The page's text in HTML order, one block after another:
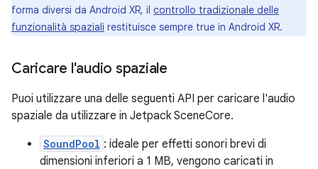
forma diversi da Android XR, il controllo tradizionale delle
funzionalità spaziali restituisce sempre true in Android XR.
Caricare l'audio spaziale
Puoi utilizzare una delle seguenti API per caricare l'audio
spaziale da utilizzare in Jetpack SceneCore.
SoundPool : ideale per effetti sonori brevi di
dimensioni inferiori a 1 MB, vengono caricati in